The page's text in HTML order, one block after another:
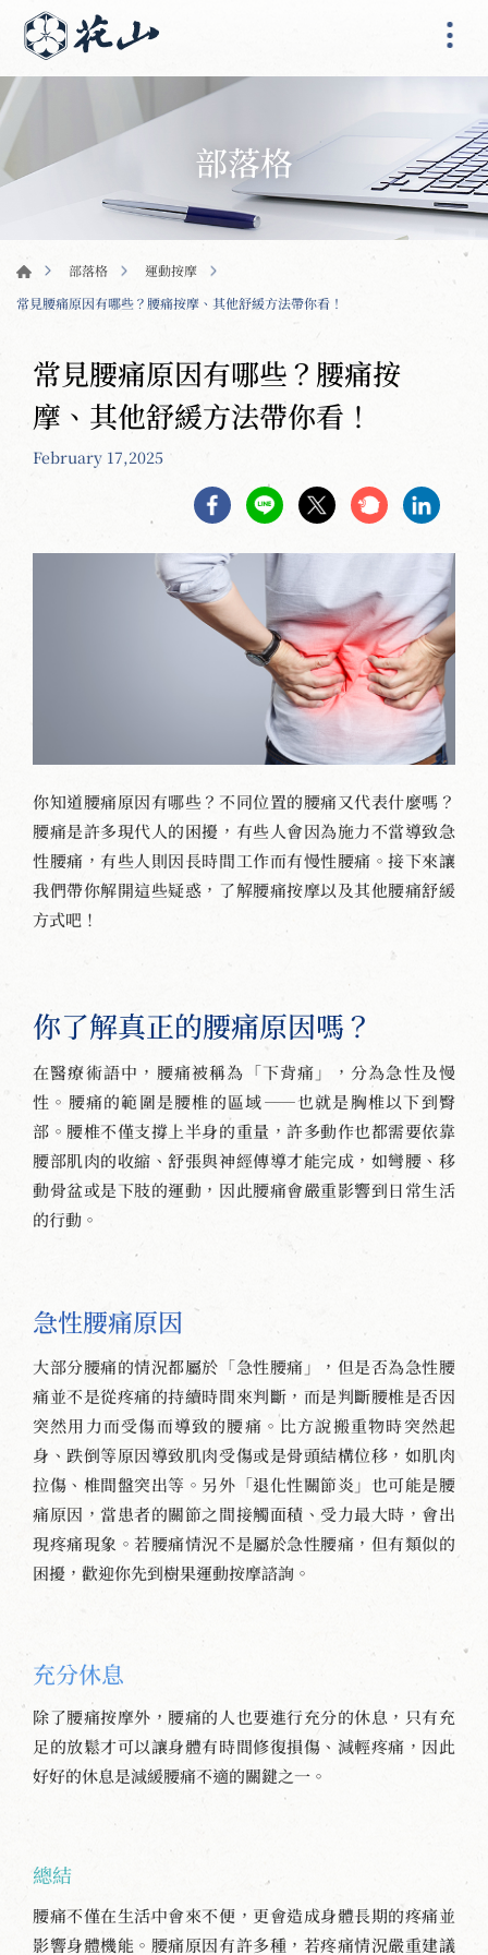
部落格
部落格
運動按摩
常見腰痛原因有哪些？腰痛按摩、其他舒緩方法帶你看！
常見腰痛原因有哪些？腰痛按
摩、其他舒緩方法帶你看！
February 17,2025
你知道腰痛原因有哪些？不同位置的腰痛又代表什麼嗎？
腰痛是許多現代人的困擾，有些人會因為施力不當導致急
性腰痛，有些人則因長時間工作而有慢性腰痛。接下來讓
我們帶你解開這些疑惑，了解腰痛按摩以及其他腰痛舒緩
方式吧！
你了解真正的腰痛原因嗎？
在醫療術語中，腰痛被稱為「下背痛」，分為急性及慢
性。腰痛的範圍是腰椎的區域——也就是胸椎以下到臀
部。腰椎不僅支撐上半身的重量，許多動作也都需要依靠
腰部肌肉的收縮、舒張與神經傳導才能完成，如彎腰、移
動骨盆或是下肢的運動，因此腰痛會嚴重影響到日常生活
的行動。
急性腰痛原因
大部分腰痛的情況都屬於「急性腰痛」，但是否為急性腰
痛並不是從疼痛的持續時間來判斷，而是判斷腰椎是否因
突然用力而受傷而導致的腰痛。比方說搬重物時突然起
身、跌倒等原因導致肌肉受傷或是骨頭結構位移，如肌肉
拉傷、椎間盤突出等。另外「退化性關節炎」也可能是腰
痛原因，當患者的關節之間接觸面積、受力最大時，會出
現疼痛現象。若腰痛情況不是屬於急性腰痛，但有類似的
困擾，歡迎你先到樹果運動按摩諮詢。
充分休息
除了腰痛按摩外，腰痛的人也要進行充分的休息，只有充
足的放鬆才可以讓身體有時間修復損傷、減輕疼痛，因此
好好的休息是減緩腰痛不適的關鍵之一。
總結
腰痛不僅在生活中會來不便，更會造成身體長期的疼痛並
影響身體機能。腰痛原因有許多種，若疼痛情況嚴重建議